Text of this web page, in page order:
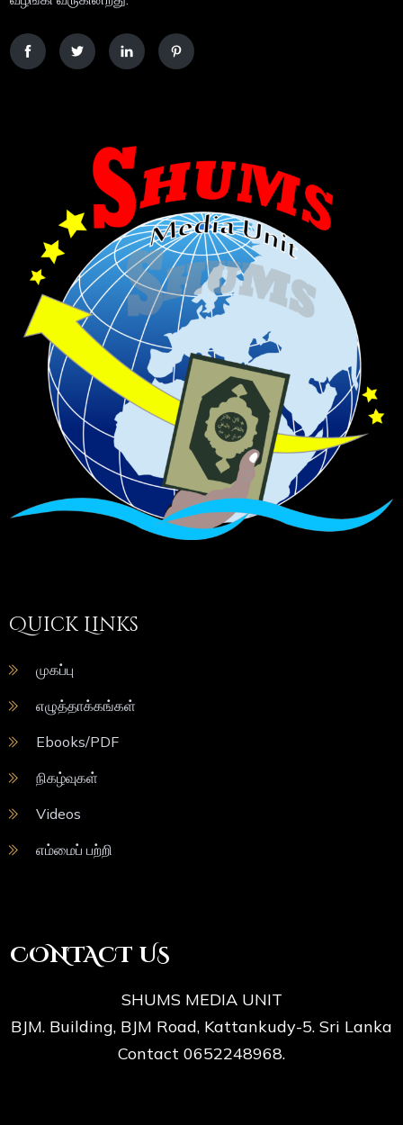
Quick Links
முகப்பு
எழுத்தாக்கங்கள்
Ebooks/PDF
நிகழ்வுகள்
Videos
எம்மைப் பற்றி
CONTACT US
SHUMS MEDIA UNIT
BJM. Building, BJM Road, Kattankudy-5. Sri Lanka
Contact 0652248968.